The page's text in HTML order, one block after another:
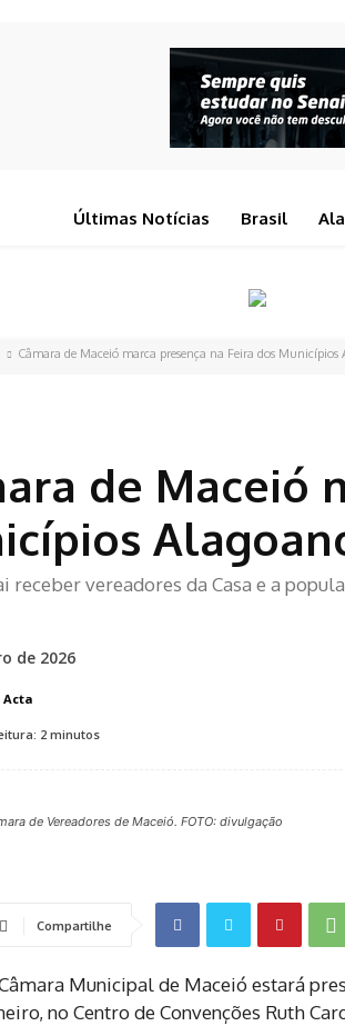
Últimas Notícias Brasil
Câmara de Maceió marca presença na Feira dos Municípios
de Maceió
receber vereadores da Casa e a
de 2026
Acta
2 minutos
de Vereadores de Maceió. FOTO: divulgação
Compartilhe
Municipal de Maceió estará
no Centro de Convenções Ruth